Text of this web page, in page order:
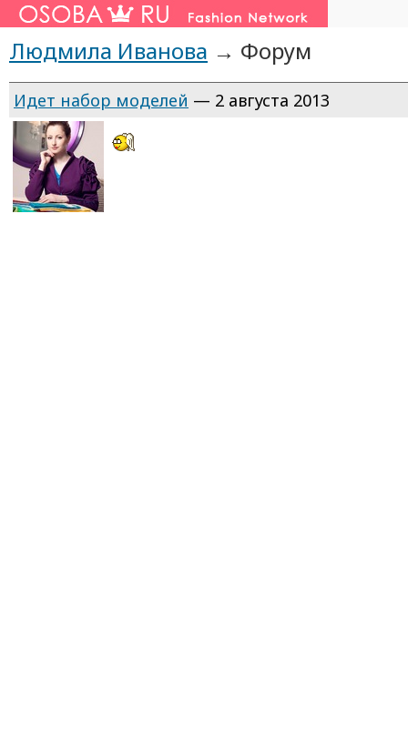
Людмила Иванова → Форум
Идет набор моделей — 2 августа 2013